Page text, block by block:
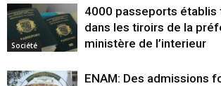
Société
4000 passeports établis
dans les tiroirs de la
ministère de l’interieur
ENAM: Des admissions